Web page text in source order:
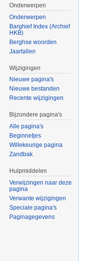
Onderwerpen
Onderwerpen
Barghief Index (Archief
HKB)
Berghse woorden
Jaartallen
Wijzigingen
Nieuwe pagina's
Nieuwe bestanden
Recente wijzigingen
Bijzondere pagina's
Alle pagina's
Beginnetjes
Willekeurige pagina
Zandbak
Hulpmiddelen
Verwijzingen naar deze
pagina
Verwante wijzigingen
Speciale pagina's
Paginagegevens